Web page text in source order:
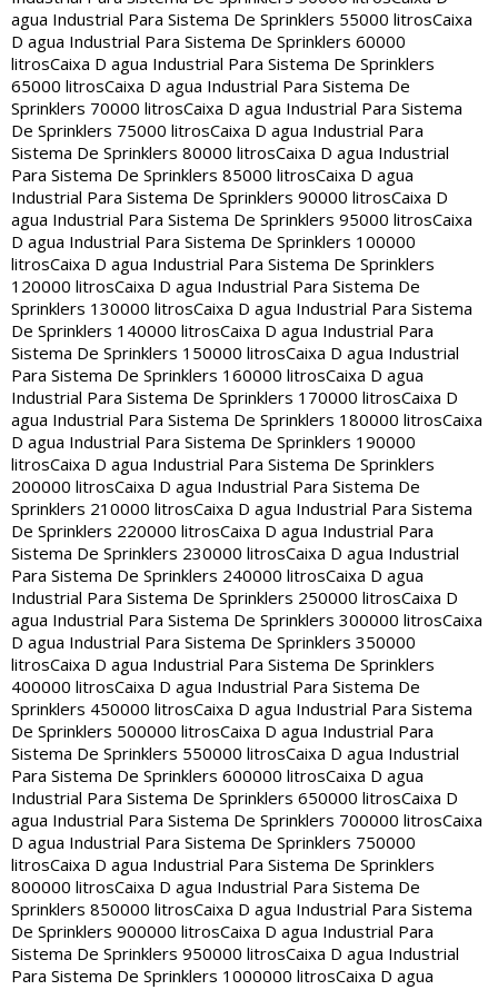
agua Industrial Para Sistema De Sprinklers 55000 litrosCaixa
D agua Industrial Para Sistema De Sprinklers 60000
litrosCaixa D agua Industrial Para Sistema De Sprinklers
65000 litrosCaixa D agua Industrial Para Sistema De
Sprinklers 70000 litrosCaixa D agua Industrial Para Sistema
De Sprinklers 75000 litrosCaixa D agua Industrial Para
Sistema De Sprinklers 80000 litrosCaixa D agua Industrial
Para Sistema De Sprinklers 85000 litrosCaixa D agua
Industrial Para Sistema De Sprinklers 90000 litrosCaixa D
agua Industrial Para Sistema De Sprinklers 95000 litrosCaixa
D agua Industrial Para Sistema De Sprinklers 100000
litrosCaixa D agua Industrial Para Sistema De Sprinklers
120000 litrosCaixa D agua Industrial Para Sistema De
Sprinklers 130000 litrosCaixa D agua Industrial Para Sistema
De Sprinklers 140000 litrosCaixa D agua Industrial Para
Sistema De Sprinklers 150000 litrosCaixa D agua Industrial
Para Sistema De Sprinklers 160000 litrosCaixa D agua
Industrial Para Sistema De Sprinklers 170000 litrosCaixa D
agua Industrial Para Sistema De Sprinklers 180000 litrosCaixa
D agua Industrial Para Sistema De Sprinklers 190000
litrosCaixa D agua Industrial Para Sistema De Sprinklers
200000 litrosCaixa D agua Industrial Para Sistema De
Sprinklers 210000 litrosCaixa D agua Industrial Para Sistema
De Sprinklers 220000 litrosCaixa D agua Industrial Para
Sistema De Sprinklers 230000 litrosCaixa D agua Industrial
Para Sistema De Sprinklers 240000 litrosCaixa D agua
Industrial Para Sistema De Sprinklers 250000 litrosCaixa D
agua Industrial Para Sistema De Sprinklers 300000 litrosCaixa
D agua Industrial Para Sistema De Sprinklers 350000
litrosCaixa D agua Industrial Para Sistema De Sprinklers
400000 litrosCaixa D agua Industrial Para Sistema De
Sprinklers 450000 litrosCaixa D agua Industrial Para Sistema
De Sprinklers 500000 litrosCaixa D agua Industrial Para
Sistema De Sprinklers 550000 litrosCaixa D agua Industrial
Para Sistema De Sprinklers 600000 litrosCaixa D agua
Industrial Para Sistema De Sprinklers 650000 litrosCaixa D
agua Industrial Para Sistema De Sprinklers 700000 litrosCaixa
D agua Industrial Para Sistema De Sprinklers 750000
litrosCaixa D agua Industrial Para Sistema De Sprinklers
800000 litrosCaixa D agua Industrial Para Sistema De
Sprinklers 850000 litrosCaixa D agua Industrial Para Sistema
De Sprinklers 900000 litrosCaixa D agua Industrial Para
Sistema De Sprinklers 950000 litrosCaixa D agua Industrial
Para Sistema De Sprinklers 1000000 litrosCaixa D agua